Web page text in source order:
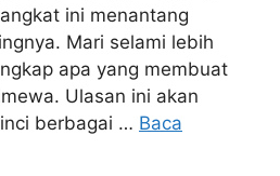
ini menantang
Mari selami lebih
apa yang membuat
Ulasan ini akan
berbagai … Baca